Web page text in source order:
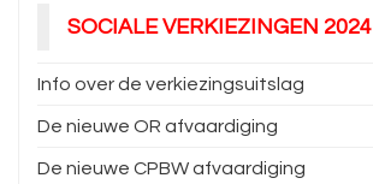
SOCIALE VERKIEZINGEN 2024
Info over de verkiezingsuitslag
De nieuwe OR afvaardiging
De nieuwe CPBW afvaardiging